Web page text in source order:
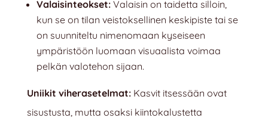
Valaisinteokset:Valaisin on taidetta silloin,
kun se on tilan veistoksellinen keskipiste tai se
on suunniteltu nimenomaan kyseiseen
ympäristöön luomaan visuaalista voimaa
pelkän valotehon sijaan.
Uniikit viherasetelmat:Kasvit itsessään ovat
sisustusta, mutta osaksi kiintokalustetta